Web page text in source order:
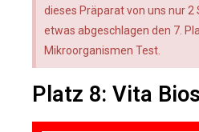
dieses Präparat von uns nur 2
etwas abgeschlagen den 7.
Mikroorganismen Test.
Platz 8: Vita